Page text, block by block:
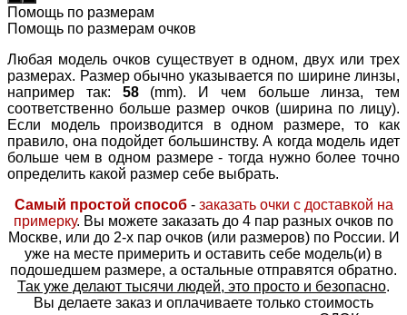
Помощь по размерам
Помощь по размерам очков
Любая модель очков существует в одном, двух или трех
размерах. Размер обычно указывается по ширине линзы,
например так: 58(mm). И чем больше линза, тем
соответственно больше размер очков (ширина по лицу).
Если модель производится в одном размере, то как
правило, она подойдет большинству. А когда модель идет
больше чем в одном размере - тогда нужно более точно
определить какой размер себе выбрать.
Самый простой способ- заказать очки с доставкой на
примерку. Вы можете заказать до 4 пар разных очков по
Москве, или до 2-х пар очков (или размеров) по России. И
уже на месте примерить и оставить себе модель(и) в
подошедшем размере, а остальные отправятся обратно.
Так уже делают тысячи людей, это просто и безопасно.
Вы делаете заказ и оплачиваете только стоимость